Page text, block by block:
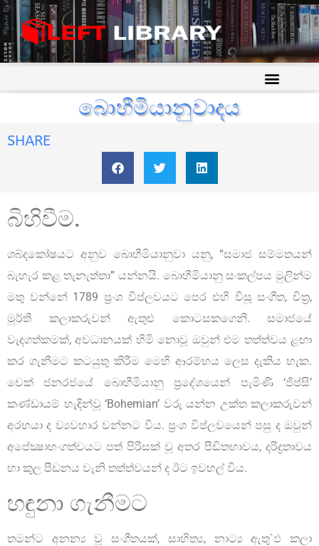
බොහීමියානුවාදය
SHARE
බිහිවීම.
ශබ්දකෝෂයට අනුව බොහීමියානුවා යනු, “සමාජ සම්මතයන්
බැහැර කළ තැනැත්තා” යන්නයි. බොහීමියානු සංකල්පය මුලින්ම
මතු වන්නේ 1789 ප්‍රංශ විප්ලවයට පෙර එහි විසූ සංගීත, චිත්‍ර,
මූර්ති කලාකරුවන් ඇතුළු කොටසකගෙනි. සමාජයේ
වැදගත්කමක්, අවධානයක් හිමි නොවූ ඔවුන් එම තත්ත්වය ළඟා
කර ගැනීමට කටයුතු කිරීම මෙහි ආරම්භය ලෙස දැකිය හැක.
චෙක් ජනරජයේ බොහීමියානු ප්‍රදේශයෙන් පැමිණි ‘ජිප්සි’
කණ්ඩායම් හැඳින්වූ ‘Bohemian’ වරු යන්න උක්ත කලාකරුවන්
අරභයා ද ව්‍යවහාර වන්නට විය. ප්‍රංශ විප්ලවයෙන් පසු ද ඔවුන්
අපේක්‍ෂාභංගත්වයට පත් පිරිසක් වූ අතර පීඩිතභාවය, දරිද්‍රතාවය
හා කුල පීඩනය වැනි තත්ත්වයන් ද ඊට ඉවහල් විය.
හඳුනා ගැනීමට
තමන්ට අනන්‍ය වූ සංගීතයක්, සාහිත්‍ය, නාට්‍ය ඇතු`ඵ කලා